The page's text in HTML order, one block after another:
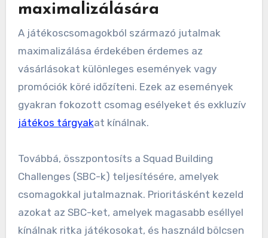
maximalizálására
A játékoscsomagokból származó jutalmak
maximalizálása érdekében érdemes az
vásárlásokat különleges események vagy
promóciók köré időzíteni. Ezek az események
gyakran fokozott csomag esélyeket és exkluzív
játékos tárgyakat kínálnak.
Továbbá, összpontosíts a Squad Building
Challenges (SBC-k) teljesítésére, amelyek
csomagokkal jutalmaznak. Prioritásként kezeld
azokat az SBC-ket, amelyek magasabb eséllyel
kínálnak ritka játékosokat, és használd bölcsen